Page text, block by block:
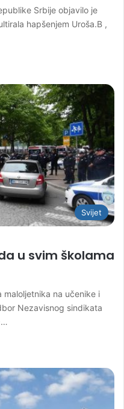
Srbije objavilo je
hapšenjem Uroša.B ,
Svijet
u svim školama
maloljetnika na učenike i
Nezavisnog sindikata